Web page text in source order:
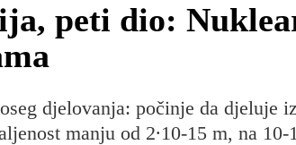
peti dio:
djelovanja: počinje da djeluje
manju od 2∙10-15 m, na